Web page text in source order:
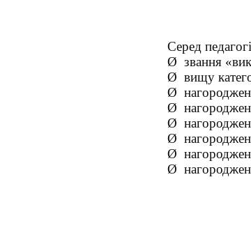
Серед
Ø звання
Ø вищу
Ø
Ø
Ø
Ø
Ø
Ø